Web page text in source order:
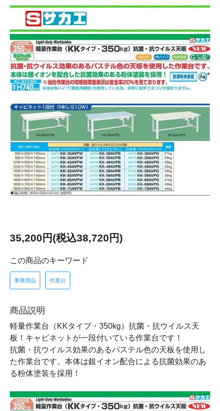
35,200円(税込38,720円)
この商品のキーワード
事務用品 作業台
商品説明
軽量作業台（KKタイプ・350kg）抗菌・抗ウイルス天
板！キャビネットが一段付いている作業台です！
抗菌・抗ウイルス効果のあるパステル色の天板を使用し
た作業台です。本体は銀イオン配合による抗菌効果のあ
る粉体塗装を採用！